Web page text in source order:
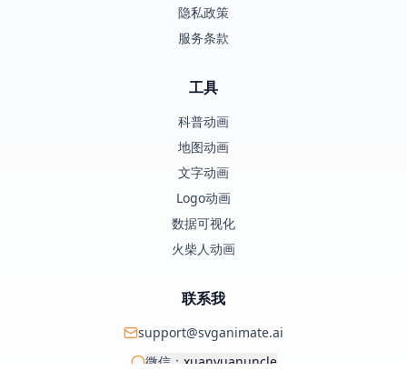
隐私政策
服务条款
工具
科普动画
地图动画
文字动画
Logo动画
数据可视化
火柴人动画
联系我
support@svganimate.ai
微信： xuanyuanuncle